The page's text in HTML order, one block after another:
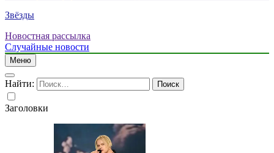
Звёзды
Новостная рассылка
Случайные новости
Меню
Найти:
Заголовки